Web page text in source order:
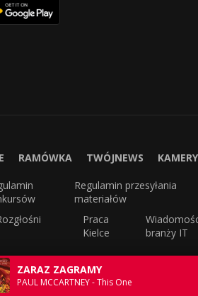
ZARAZ ZAGRAMY
PAUL MCCARTNEY - This One
RAMÓWKA TWÓJNEWS KAMERY
Regulamin przesyłania
materiałów
Praca
Kielce
branży IT